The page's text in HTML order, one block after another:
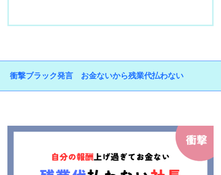
衝撃ブラック発言 お金ないから残業代払わない